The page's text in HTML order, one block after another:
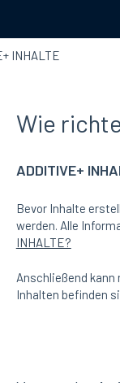
INHALTE
Wie
ADDITIVE+
Bevor Inhalte
werden. Alle
INHALTE?
Anschließend
Inhalten befinden